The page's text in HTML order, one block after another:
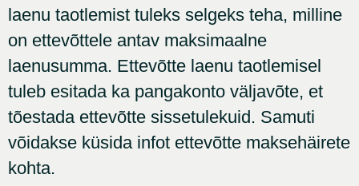
laenu taotlemist tuleks selgeks teha, milline
on ettevõttele antav maksimaalne
laenusumma. Ettevõtte laenu taotlemisel
tuleb esitada ka pangakonto väljavõte, et
tõestada ettevõtte sissetulekuid. Samuti
võidakse küsida infot ettevõtte maksehäirete
kohta.